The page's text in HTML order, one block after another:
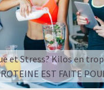
et Stress? Kilos en
EST FAITE